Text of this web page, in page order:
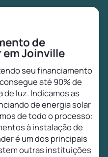
de
em Joinville
seu financiamento
até 90% de
luz. Indicamos as
de energia solar
de todo o processo:
à instalação de
é um dos principais
outras instituições